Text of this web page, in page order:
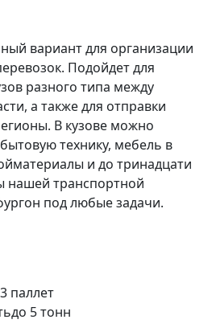
вариант для организации
Подойдет для
разного типа между
а также для отправки
В кузове можно
технику, мебель в
и до тринадцати
нашей транспортной
под любые задачи.
паллет
до 5 тонн